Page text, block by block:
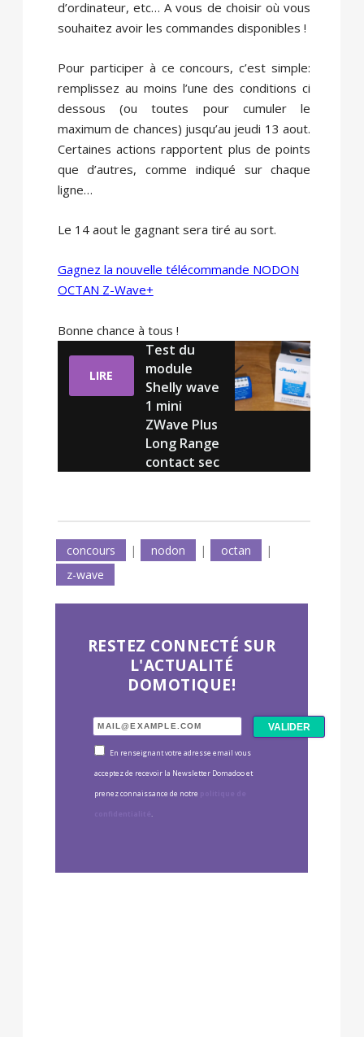
d’ordinateur, etc… A vous de choisir où vous
souhaitez avoir les commandes disponibles !
Pour participer à ce concours, c’est simple:
remplissez au moins l’une des conditions ci
dessous (ou toutes pour cumuler le
maximum de chances) jusqu’au jeudi 13 aout.
Certaines actions rapportent plus de points
que d’autres, comme indiqué sur chaque
ligne…
Le 14 aout le gagnant sera tiré au sort.
Gagnez la nouvelle télécommande NODON
OCTAN Z-Wave+
Bonne chance à tous !
LIRE
Test du
module
Shelly wave
1 mini
ZWave Plus
Long Range
contact sec
concours | nodon | octan
|
z-wave
RESTEZ CONNECTÉ SUR
L'ACTUALITÉ
DOMOTIQUE!
En renseignant votre adresse email vous
acceptez de recevoir la Newsletter Domadoo et
prenez connaissance de notre
.